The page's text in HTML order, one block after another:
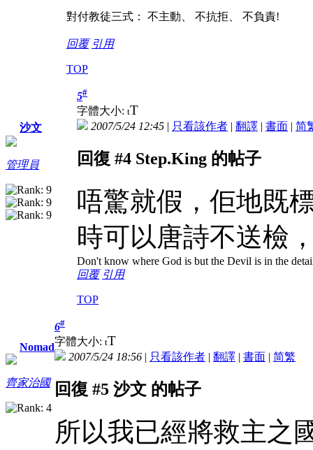
對付教徒三式： 不主動、 不抗拒、 不負責!
回覆 引用
TOP
沙文
管理員
5#
字體大小: tT
2007/5/24 12:45 | 只看該作者 | 翻譯 | 書面 | 简
回復 #4 Step.King 的帖子
唔驚就假，佢地既
時可以唐詩不送檢
Don't know where God is but the Devil is in the
回覆 引用
TOP
Nomad
齊家治國
6#
字體大小: tT
2007/5/24 18:56 | 只看該作者 | 翻譯 | 書面 | 简繁
回復 #5 沙文 的帖子
所以我已經將救主之